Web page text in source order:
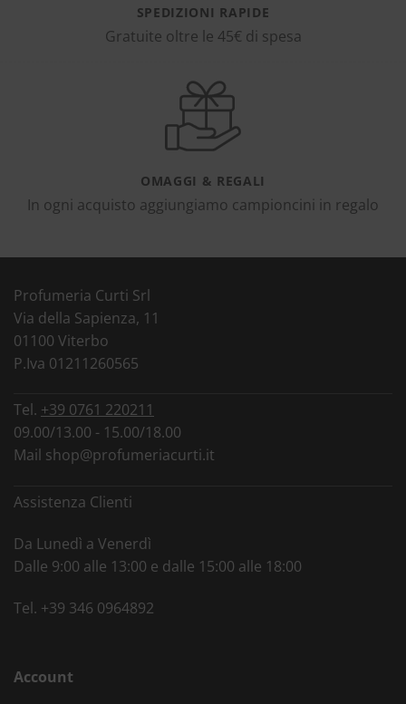
SPEDIZIONI RAPIDE
Gratuite oltre le 45€ di spesa
OMAGGI & REGALI
In ogni acquisto aggiungiamo campioncini in regalo
Profumeria Curti Srl
Via della Sapienza, 11
01100 Viterbo
P.Iva 01211260565
Tel. +39 0761 220211
09.00/13.00 - 15.00/18.00
Mail shop@profumeriacurti.it
Assistenza Clienti
Da Lunedì a Venerdì
Dalle 9:00 alle 13:00 e dalle 15:00 alle 18:00
Tel. +39 346 0964892
Account